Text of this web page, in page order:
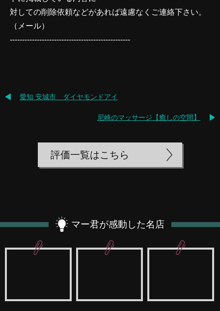
対しての削除依頼などがあれば遠慮なくご連絡下さい。
（ メール）
-------------------------------------------------
愛知 安城市 ダイヤモンドアイ
尼崎のマッサージ【癒しの空間】
評価一覧はこちら
マー君が感動した名店